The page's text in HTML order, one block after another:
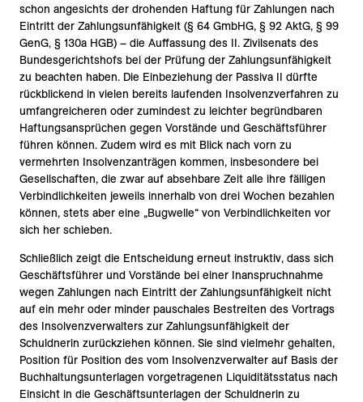
schon angesichts der drohenden Haftung für Zahlungen nach
Eintritt der Zahlungsunfähigkeit (§ 64 GmbHG, § 92 AktG, § 99
GenG, § 130a HGB) – die Auffassung des II. Zivilsenats des
Bundesgerichtshofs bei der Prüfung der Zahlungsunfähigkeit
zu beachten haben. Die Einbeziehung der Passiva II dürfte
rückblickend in vielen bereits laufenden Insolvenzverfahren zu
umfangreicheren oder zumindest zu leichter begründbaren
Haftungsansprüchen gegen Vorstände und Geschäftsführer
führen können. Zudem wird es mit Blick nach vorn zu
vermehrten Insolvenzanträgen kommen, insbesondere bei
Gesellschaften, die zwar auf absehbare Zeit alle ihre fälligen
Verbindlichkeiten jeweils innerhalb von drei Wochen bezahlen
können, stets aber eine „Bugwelle“ von Verbindlichkeiten vor
sich her schieben.
Schließlich zeigt die Entscheidung erneut instruktiv, dass sich
Geschäftsführer und Vorstände bei einer Inanspruchnahme
wegen Zahlungen nach Eintritt der Zahlungsunfähigkeit nicht
auf ein mehr oder minder pauschales Bestreiten des Vortrags
des Insolvenzverwalters zur Zahlungsunfähigkeit der
Schuldnerin zurückziehen können. Sie sind vielmehr gehalten,
Position für Position des vom Insolvenzverwalter auf Basis der
Buchhaltungsunterlagen vorgetragenen Liquiditätsstatus nach
Einsicht in die Geschäftsunterlagen der Schuldnerin zu